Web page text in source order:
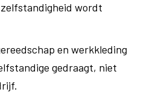
wordt
en werkkleding
gedraagt, niet